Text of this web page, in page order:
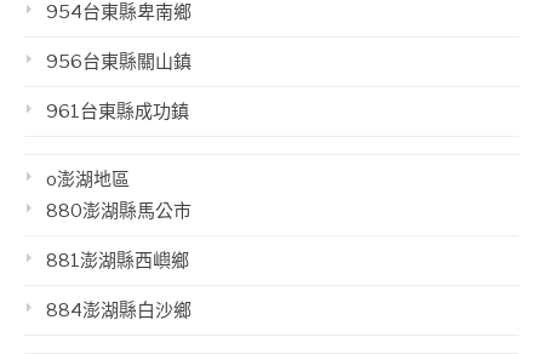
954台東縣卑南鄉
956台東縣關山鎮
961台東縣成功鎮
o澎湖地區
880澎湖縣馬公市
881澎湖縣西嶼鄉
884澎湖縣白沙鄉